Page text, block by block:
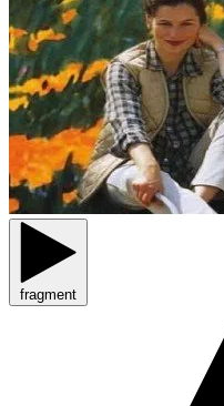
fragment